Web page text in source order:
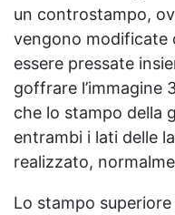
un controstampo,
vengono modificate
essere pressate
goffrare l’immagine
che lo stampo della
entrambi i lati delle
realizzato,
Lo stampo